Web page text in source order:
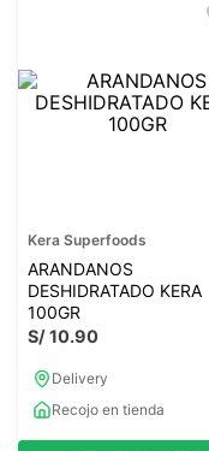
glicinato
7.
magnesio
stevia
Kera Superfoods
ARANDANOS
DESHIDRATADO KERA
100GR
S/10.90
Delivery
Recojo en tienda